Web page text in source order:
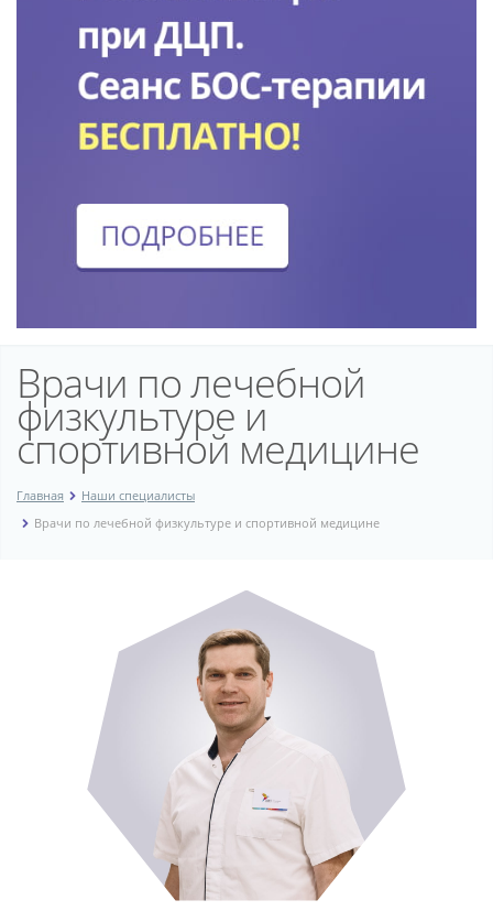
Врачи по лечебной
физкультуре и
спортивной медицине
Главная
Наши специалисты
Врачи по лечебной физкультуре и спортивной медицине